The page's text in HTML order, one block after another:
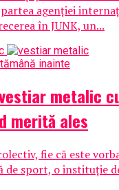
agenției
în JUNK, un...
inainte
metalic
merită ales
fie că este
de sport, o instituție